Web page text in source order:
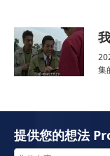
无
贵
集
提供您的想法